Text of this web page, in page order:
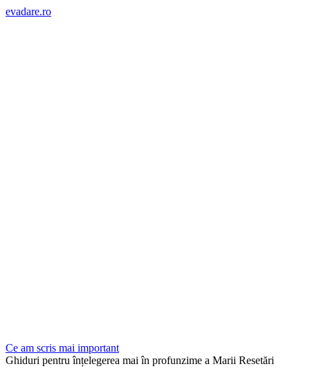
evadare.ro
Ce am scris mai important
Ghiduri pentru înțelegerea mai în profunzime a Marii Resetări